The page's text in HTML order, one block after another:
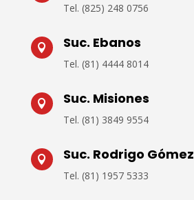
Tel. (825) 248 0756
 Suc. Ebanos
Tel. (81) 4444 8014
 Suc. Misiones
Tel. (81) 3849 9554
 Suc. Rodrigo Gómez
Tel. (81) 1957 5333